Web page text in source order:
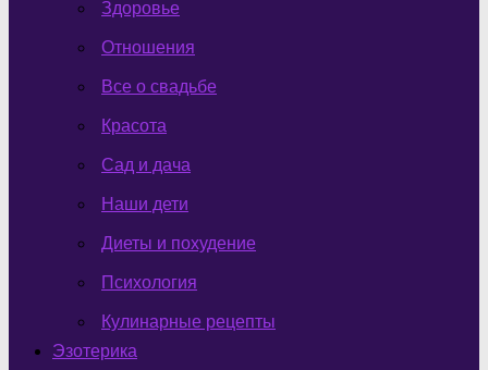
Здоровье
Отношения
Все о свадьбе
Красота
Сад и дача
Наши дети
Диеты и похудение
Психология
Кулинарные рецепты
Эзотерика